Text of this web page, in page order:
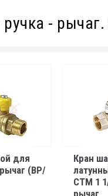
-
для
(ВР/
Кран
СТМ 1
рычаг